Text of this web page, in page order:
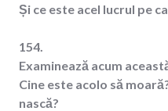
Și ce este acel lucrul pe
154.
Examinează acum
Cine este acolo să
nască?